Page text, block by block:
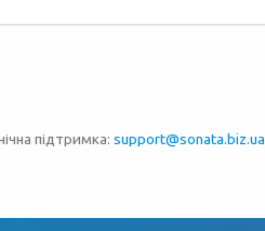
підтримка: support@sonata.biz.ua